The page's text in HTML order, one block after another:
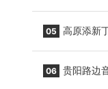
05 高原添新
06 贵阳路边